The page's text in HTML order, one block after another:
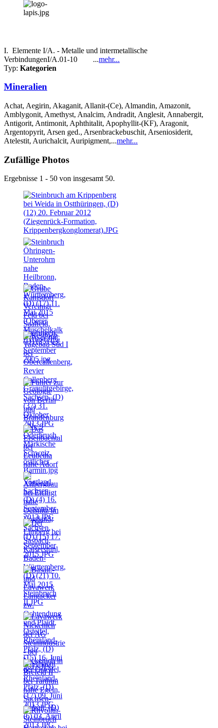
I. Elemente I/A. - Metalle und intermetallische
VerbindungenI/A.01-10 ...mehr...
Typ: Kategorien
Mineralien
Achat, Aegirin, Akaganit, Allanit-(Ce), Almandin, Amazonit,
Amblygonit, Amethyst, Analcim, Andradit, Anglesit, Annabergit,
Antigorit, Antimonit, Aphthitalit, Apophyllit-(KF), Aragonit,
Argentopyrit, Arsen ged., Arsenbrackebuschit, Arseniosiderit,
Atelestit, Aurichalcit, Auripigment,...mehr...
Zufällige Photos
Ergebnisse 1 - 50 von insgesamt 50.